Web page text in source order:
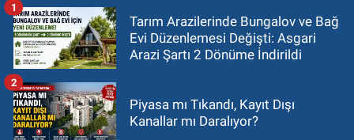
Tarım Arazilerinde Bungalov ve Bağ
Evi Düzenlemesi Değişti: Asgari
Arazi Şartı 2 Dönüme İndirildi
1
Piyasa mı Tıkandı, Kayıt Dışı
Kanallar mı Daralıyor?
2